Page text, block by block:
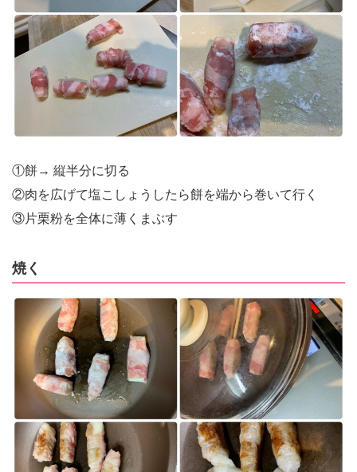
①餅→ 縦半分に切る
②肉を広げて塩こしょうしたら餅を端から巻いて行く
③片栗粉を全体に薄くまぶす
焼く